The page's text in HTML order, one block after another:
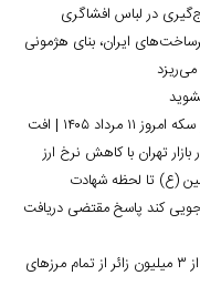
در لباس افشاگری
ایران، بنای هژمونی
می‌ریزد
قیمت طلا و سکه امروز ۱۱ مرداد ۱۴۰۵ | افت
تهران با کاهش نرخ ارز
(ع) تا لحظه شهادت
کند پاسخ مقتضی دریافت
خروج بیش از ۳ میلیون زائر از تمام مرز‌های